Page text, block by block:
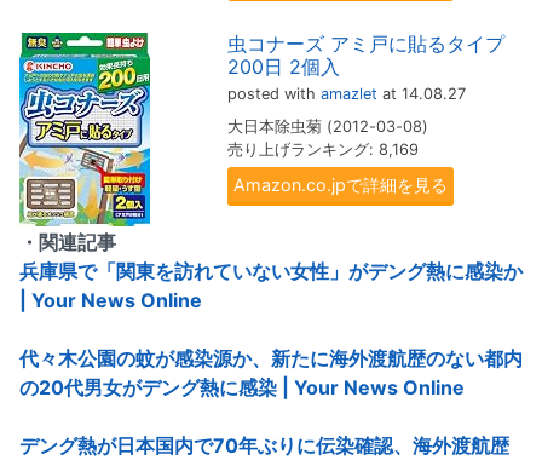
虫コナーズ アミ戸に貼るタイプ
200日 2個入
posted with amazlet at 14.08.27
大日本除虫菊 (2012-03-08)
売り上げランキング: 8,169
Amazon.co.jpで詳細を見る
・関連記事
兵庫県で「関東を訪れていない女性」がデング熱に感染か
| Your News Online
代々木公園の蚊が感染源か、新たに海外渡航歴のない都内
の20代男女がデング熱に感染 | Your News Online
デング熱が日本国内で70年ぶりに伝染確認、海外渡航歴